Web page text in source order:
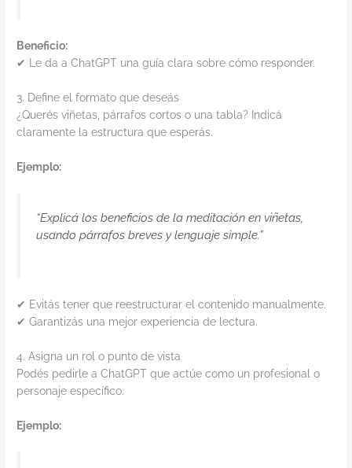
Beneficio:
✔ Le da a ChatGPT una guía clara sobre cómo responder.
3. Define el formato que deseás
¿Querés viñetas, párrafos cortos o una tabla? Indicá
claramente la estructura que esperás.
Ejemplo:
“Explicá los beneficios de la meditación en viñetas,
usando párrafos breves y lenguaje simple.”
✔ Evitás tener que reestructurar el contenido manualmente.
✔ Garantizás una mejor experiencia de lectura.
4. Asigna un rol o punto de vista
Podés pedirle a ChatGPT que actúe como un profesional o
personaje específico.
Ejemplo: